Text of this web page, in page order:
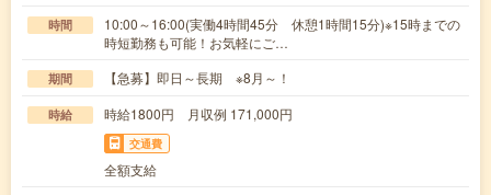
時間
10:00～16:00(実働4時間45分 休憩1時間15分)※15時までの
時短勤務も可能！お気軽にご…
期間 【急募】即日～長期 ※8月～！
時給 時給1800円 月収例 171,000円
交通費
全額支給